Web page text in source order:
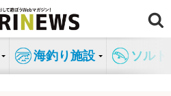
海釣り施設 ソル